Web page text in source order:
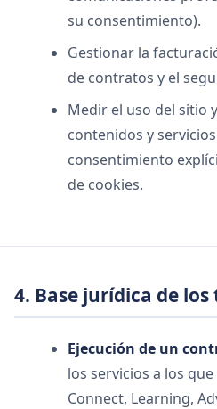
su consentimiento).
Gestionar la
de contratos y el
Medir el uso del sitio
contenidos y
consentimiento
de cookies.
4. Base jurídica de
Ejecución de un
los servicios a los
Connect, Learning,